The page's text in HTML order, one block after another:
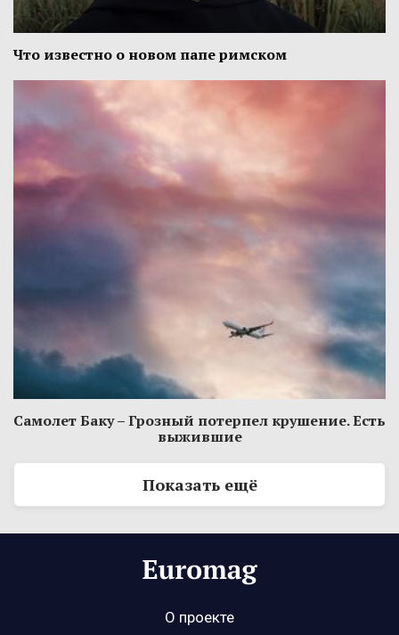
Что известно о новом папе римском
Самолет Баку – Грозный потерпел крушение. Есть
выжившие
Показать ещё
О проекте